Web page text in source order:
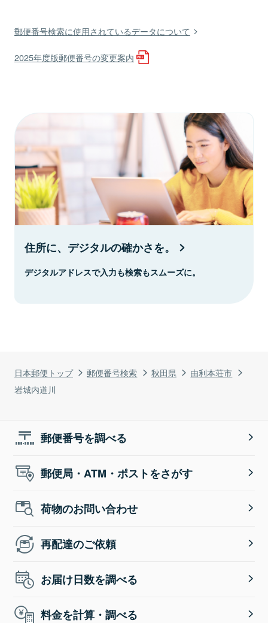
日本郵便トップ 郵便番号検索 秋田県
由利本荘市
岩城内道川
郵便番号検索に使用されているデータについて
2025年度版郵便番号の変更案内
住所に、デジタルの確かさを。
デジタルアドレスで入力も検索もスムーズに。
郵便番号を調べる
郵便局・ATM・ポストをさがす
荷物のお問い合わせ
再配達のご依頼
お届け日数を調べる
料金を計算・調べる